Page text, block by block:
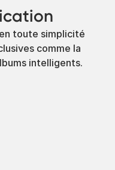
toute simplicité
comme la
intelligents.